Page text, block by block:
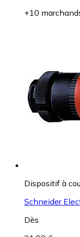
+10
Dispositif à
Schneider
Dès